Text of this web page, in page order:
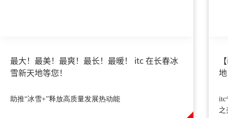
最大！最美！最爽！最长！最暖！ itc 在长春冰
雪新天地等您！
助推“冰雪+”释放高质量发展热动能
地
itc
之